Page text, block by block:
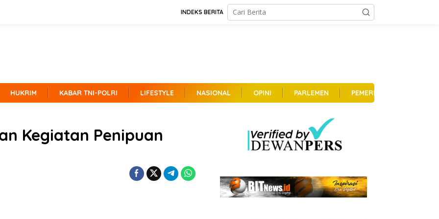
INDEKS BERITA
HUKRIM KABAR TNI-POLRI LIFESTYLE NASIONAL OPINI PARLEMEN PEMERINTAHAN
Kegiatan Penipuan